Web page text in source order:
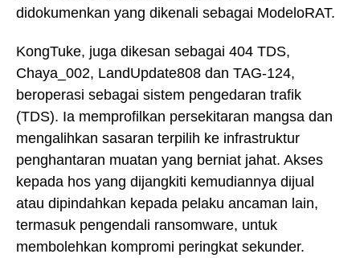
didokumenkan yang dikenali sebagai ModeloRAT.
KongTuke, juga dikesan sebagai 404 TDS,
Chaya_002, LandUpdate808 dan TAG-124,
beroperasi sebagai sistem pengedaran trafik
(TDS). Ia memprofilkan persekitaran mangsa dan
mengalihkan sasaran terpilih ke infrastruktur
penghantaran muatan yang berniat jahat. Akses
kepada hos yang dijangkiti kemudiannya dijual
atau dipindahkan kepada pelaku ancaman lain,
termasuk pengendali ransomware, untuk
membolehkan kompromi peringkat sekunder.